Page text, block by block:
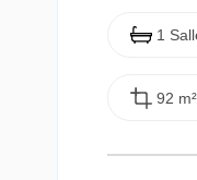
1
92 m²